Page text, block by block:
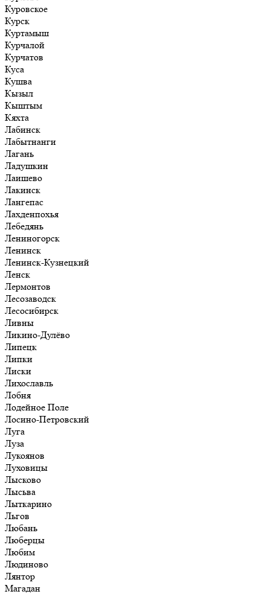
Куровское
Курск
Куртамыш
Курчалой
Курчатов
Куса
Кушва
Кызыл
Кыштым
Кяхта
Лабинск
Лабытнанги
Лагань
Ладушкин
Лаишево
Лакинск
Лангепас
Лахденпохья
Лебедянь
Лениногорск
Ленинск
Ленинск-Кузнецкий
Ленск
Лермонтов
Лесозаводск
Лесосибирск
Ливны
Ликино-Дулёво
Липецк
Липки
Лиски
Лихославль
Лобня
Лодейное Поле
Лосино-Петровский
Луга
Луза
Лукоянов
Луховицы
Лысково
Лысьва
Лыткарино
Льгов
Любань
Люберцы
Любим
Людиново
Лянтор
Магадан